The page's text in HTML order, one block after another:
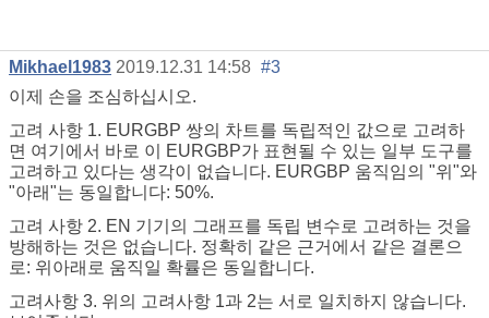
Mikhael1983 2019.12.31 14:58 #3
이제 손을 조심하십시오.
고려 사항 1. EURGBP 쌍의 차트를 독립적인 값으로 고려하
면 여기에서 바로 이 EURGBP가 표현될 수 있는 일부 도구를
고려하고 있다는 생각이 없습니다. EURGBP 움직임의 "위"와
"아래"는 동일합니다: 50%.
고려 사항 2. EN 기기의 그래프를 독립 변수로 고려하는 것을
방해하는 것은 없습니다. 정확히 같은 근거에서 같은 결론으
로: 위아래로 움직일 확률은 동일합니다.
고려사항 3. 위의 고려사항 1과 2는 서로 일치하지 않습니다.